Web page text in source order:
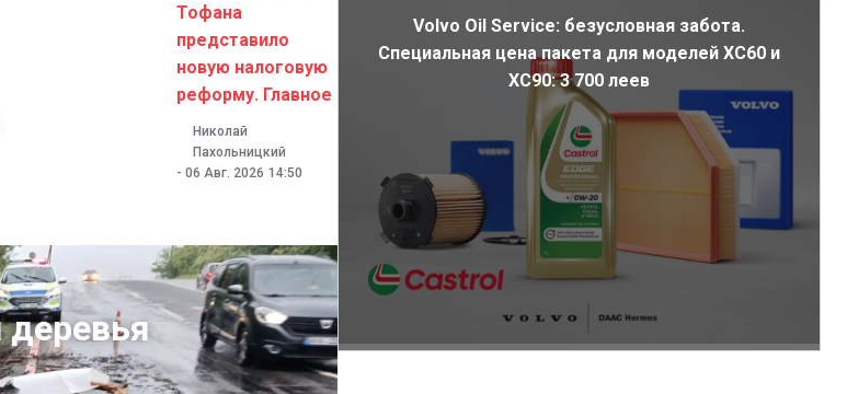
Тофана
представило
новую налоговую
реформу. Главное
Николай
Пахольницкий
- 06 Авг. 2026 14:50
Volvo Oil Service: безусловная забота.
Специальная цена пакета для моделей XC60 и
XC90: 3 700 леев